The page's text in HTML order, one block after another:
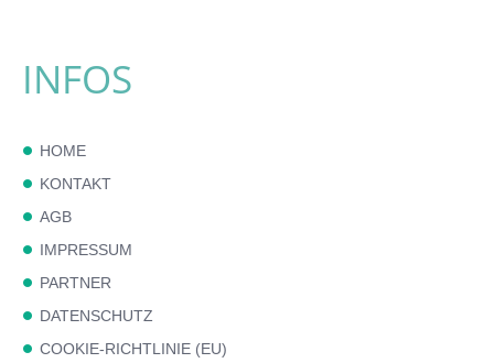
INFOS
HOME
KONTAKT
AGB
IMPRESSUM
PARTNER
DATENSCHUTZ
COOKIE-RICHTLINIE (EU)